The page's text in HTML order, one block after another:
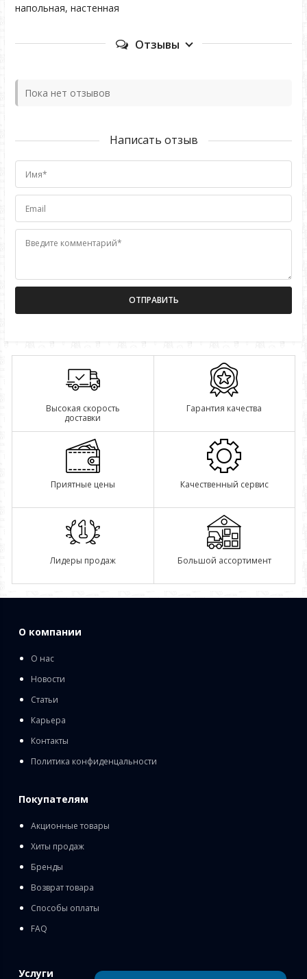
напольная, настенная
Отзывы
Пока нет отзывов
Написать отзыв
Имя*
Email
Введите комментарий*
Высокая скорость
доставки
Гарантия качества
Приятные цены Качественный сервис
Лидеры продаж Большой ассортимент
О компании
О нас
Новости
Статьи
Карьера
Контакты
Политика конфиденцальности
Покупателям
Акционные товары
Хиты продаж
Бренды
Возврат товара
Способы оплаты
FAQ
Услуги